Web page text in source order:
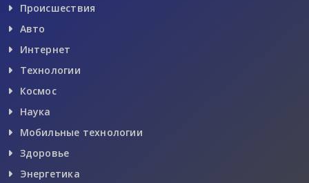
Происшествия
Авто
Интернет
Технологии
Космос
Наука
Мобильные технологии
Здоровье
Энергетика